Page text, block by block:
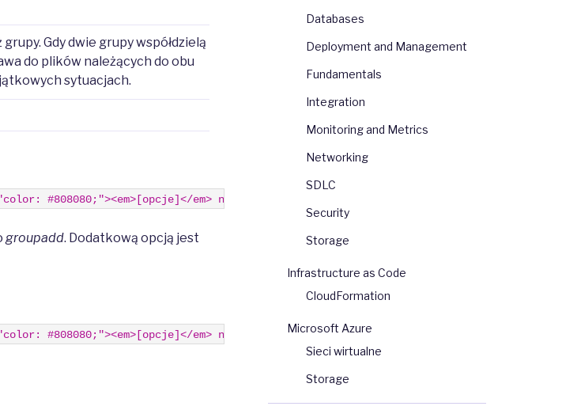
Gdy dwie grupy współdzielą
do plików należących do obu
sytuacjach.
#808080;"><em>[opcje]</em> nazwa_grupy</span>
groupadd. Dodatkową opcją jest
#808080;"><em>[opcje]</em> nazwa_grupy</span>
Databases
Deployment and Management
Fundamentals
Integration
Monitoring and Metrics
Networking
SDLC
Security
Storage
Infrastructure as Code
CloudFormation
Microsoft Azure
Sieci wirtualne
Storage